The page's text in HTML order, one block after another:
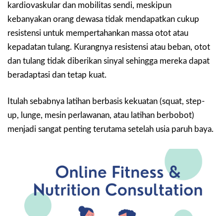
kardiovaskular dan mobilitas sendi, meskipun
kebanyakan orang dewasa tidak mendapatkan cukup
resistensi untuk mempertahankan massa otot atau
kepadatan tulang. Kurangnya resistensi atau beban, otot
dan tulang tidak diberikan sinyal sehingga mereka dapat
beradaptasi dan tetap kuat.
Itulah sebabnya latihan berbasis kekuatan (squat, step-
up, lunge, mesin perlawanan, atau latihan berbobot)
menjadi sangat penting terutama setelah usia paruh baya.